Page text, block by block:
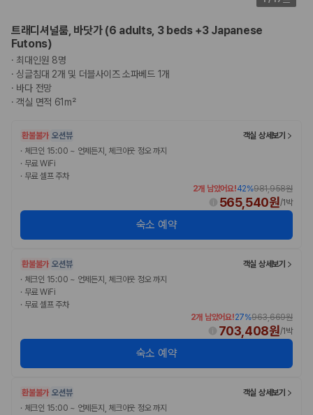
트래디셔널룸, 바닷가 (6 adults, 3 beds +3 Japanese
Futons)
· 최대인원 8명
·싱글침대 2개 및 더블사이즈 소파베드 1개
· 바다 전망
·객실 면적 61m²
환불불가 오션뷰
객실 상세보기
· 체크인 15:00 ~ 언제든지, 체크아웃 정오 까지
· 무료 WiFi
· 무료 셀프 주차
2개 남았어요!42%981,958원
565,540원/1박
숙소 예약
환불불가 오션뷰
객실 상세보기
· 체크인 15:00 ~ 언제든지, 체크아웃 정오 까지
· 무료 WiFi
· 무료 셀프 주차
2개 남았어요!27%963,669원
703,408원/1박
숙소 예약
환불불가 오션뷰
객실 상세보기
· 체크인 15:00 ~ 언제든지, 체크아웃 정오 까지